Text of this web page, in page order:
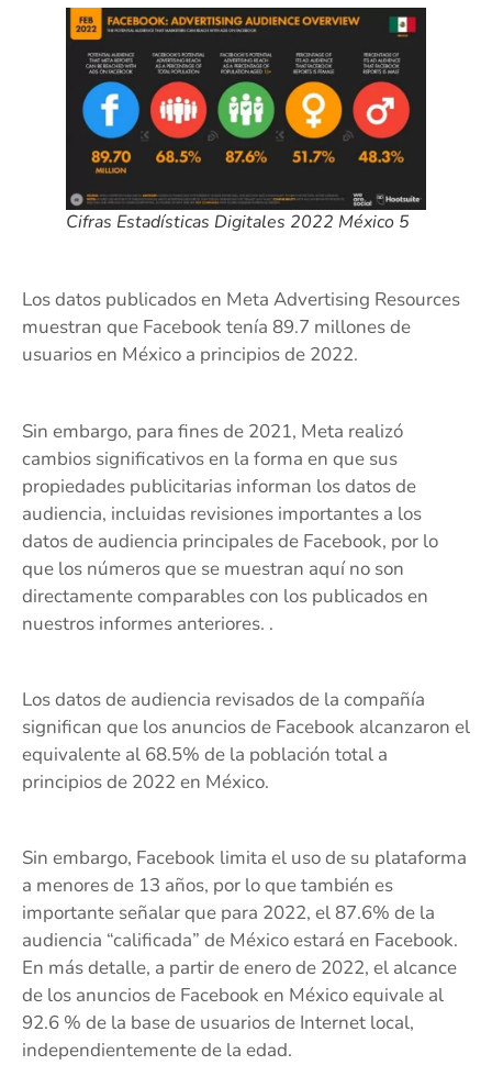
Cifras Estadísticas Digitales 2022 México 5
Los datos publicados en Meta Advertising Resources
muestran que Facebook tenía 89.7 millones de
usuarios en México a principios de 2022.
Sin embargo, para fines de 2021, Meta realizó
cambios significativos en la forma en que sus
propiedades publicitarias informan los datos de
audiencia, incluidas revisiones importantes a los
datos de audiencia principales de Facebook, por lo
que los números que se muestran aquí no son
directamente comparables con los publicados en
nuestros informes anteriores. .
Los datos de audiencia revisados ​​de la compañía
significan que los anuncios de Facebook alcanzaron el
equivalente al 68.5% de la población total a
principios de 2022 en México.
Sin embargo, Facebook limita el uso de su plataforma
a menores de 13 años, por lo que también es
importante señalar que para 2022, el 87.6% de la
audiencia “calificada” de México estará en Facebook.
En más detalle, a partir de enero de 2022, el alcance
de los anuncios de Facebook en México equivale al
92.6 % de la base de usuarios de Internet local,
independientemente de la edad.